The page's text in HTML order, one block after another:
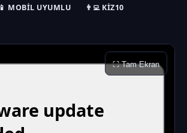
📱 MOBIL UYUMLU
👨‍💻 KIZ10
⛶ Tam Ekran